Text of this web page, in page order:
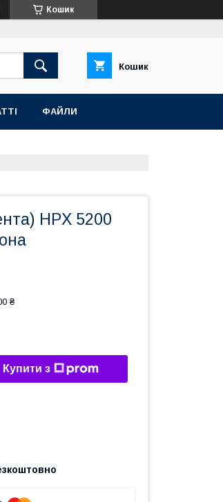
Кошик
Кошик
ФАЙЛИ
HPX 5200
₴
Купити з